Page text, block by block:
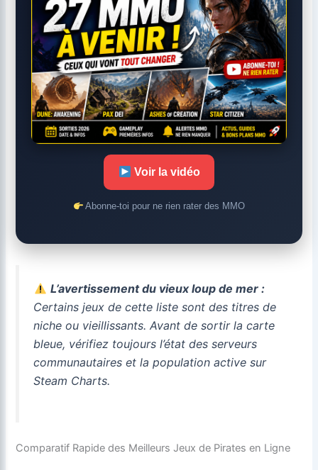
Voir la vidéo
Abonne-toi pour ne rien rater des MMO
L’avertissement du vieux loup de mer :
Certains jeux de cette liste sont des titres de
niche ou vieillissants. Avant de sortir la carte
bleue, vérifiez toujours l’état des serveurs
communautaires et la population active sur
Steam Charts.
Comparatif Rapide des Meilleurs Jeux de Pirates en Ligne